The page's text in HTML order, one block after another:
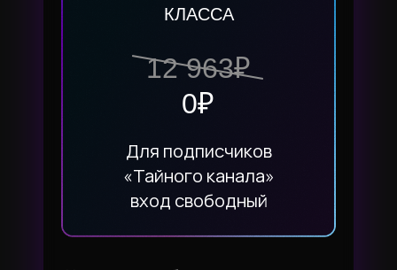
12 963₽
0₽
КЛАССА
Для подписчиков
«Тайного канала»
вход свободный